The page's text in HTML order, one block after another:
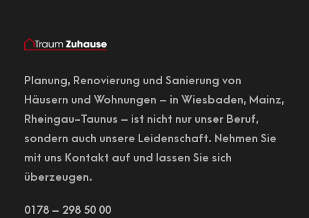
Planung, Renovierung und Sanierung von
Häusern und Wohnungen – in Wiesbaden, Mainz,
Rheingau-Taunus – ist nicht nur unser Beruf,
sondern auch unsere Leidenschaft. Nehmen Sie
mit uns Kontakt auf und lassen Sie sich
überzeugen.
0178 – 298 50 00